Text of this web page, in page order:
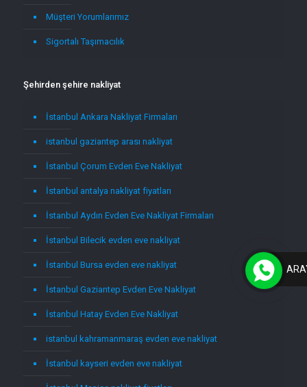
Müşteri Yorumlarımız
Sigortalı Taşımacılık
Şehirden şehire nakliyat
İstanbul Ankara Nakliyat Firmaları
istanbul gaziantep arası nakliyat
İstanbul Çorum Evden Eve Nakliyat
İstanbul antalya nakliyat fiyatları
İstanbul Aydın Evden Eve Nakliyat Firmaları
İstanbul Bilecik evden eve nakliyat
İstanbul Bursa evden eve nakliyat
İstanbul Gaziantep Evden Eve Nakliyat
İstanbul Hatay Evden Eve Nakliyat
istanbul kahramanmaraş evden eve nakliyat
İstanbul kayseri evden eve nakliyat